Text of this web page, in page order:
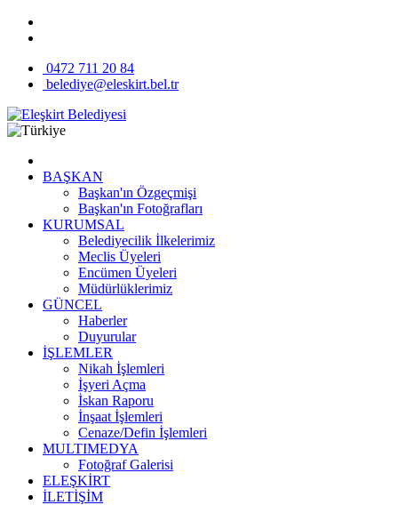
0472 711 20 84
belediye@eleskirt.bel.tr
BAŞKAN
Başkan'ın Özgeçmişi
Başkan'ın Fotoğrafları
KURUMSAL
Belediyecilik İlkelerimiz
Meclis Üyeleri
Encümen Üyeleri
Müdürlüklerimiz
GÜNCEL
Haberler
Duyurular
İŞLEMLER
Nikah İşlemleri
İşyeri Açma
İskan Raporu
İnşaat İşlemleri
Cenaze/Defin İşlemleri
MULTIMEDYA
Fotoğraf Galerisi
ELEŞKİRT
İLETİŞİM